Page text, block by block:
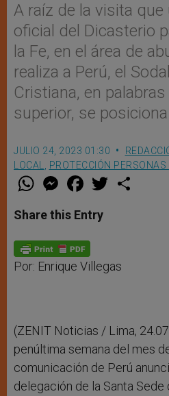
A raíz de la visita que
oficial del Dicasterio
la Fe, en el área de
realiza a Perú, el
Cristiana, en
superior, se
JULIO 24, 2023 01:30
LOCAL, PROTECCIÓN
W
t
s
p
p
M
e
s
e
g
e
r
F
a
e
b
o
k
w
Share this Entry
Por: Enrique Villegas
(ZENIT Noticias / Lima,
penúltima semana del mes
comunicación de Perú
delegación de la Santa Sede